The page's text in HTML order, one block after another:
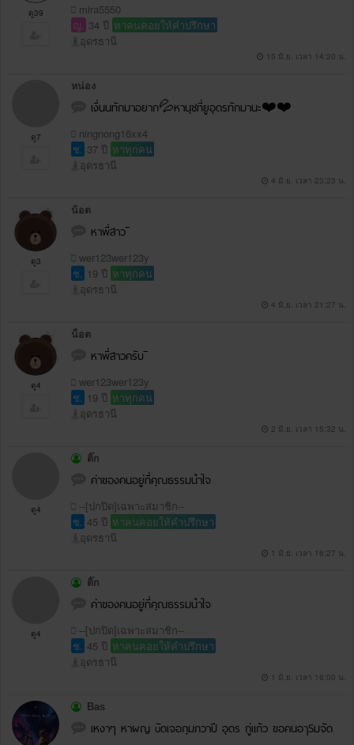
ดู39
mira5550
ญ. 34 ปี หาคนคอยให้คำปรึกษา
อุดรธานี
15 มิ.ย. เวลา 14:20 น.
ดู7
หน่อง
เงี่นนทักมาอยาก💦หานุชที่ยูอุดรทักมานะ❤️❤️
ningnong16xx4
ช. 37 ปี หาทุกคน
อุดรธานี
4 มิ.ย. เวลา 23:23 น.
ดู3
น้อต
หาพี่สาว ิิ
wer123wer123y
ช.
19 ปี หาทุกคน
อุดรธานี
4 มิ.ย. เวลา 21:27 น.
ดู4
น็อต
หาพี่สาวครับ ิิ
wer123wer123y
ช.
19 ปี หาทุกคน
อุดรธานี
2 มิ.ย. เวลา 15:32 น.
ดู4
ติ๊ก
ค่าของคนอยู่ที่คุณธรรมนำใจ
--[ปกปิด]เฉพาะสมาชิก--
ช. 45 ปี หาคนคอยให้คำปรึกษา
อุดรธานี
1 มิ.ย. เวลา 16:27 น.
ดู4
ติ๊ก
ค่าของคนอยู่ที่คุณธรรมนำใจ
--[ปกปิด]เฉพาะสมาชิก--
ช. 45 ปี หาคนคอยให้คำปรึกษา
อุดรธานี
1 มิ.ย. เวลา 16:00 น.
Bas
เหงาๆ หาผญ uัดเจอกุมภวาปี อุดร กู่แก้ว ขอคนอๅSมจัด